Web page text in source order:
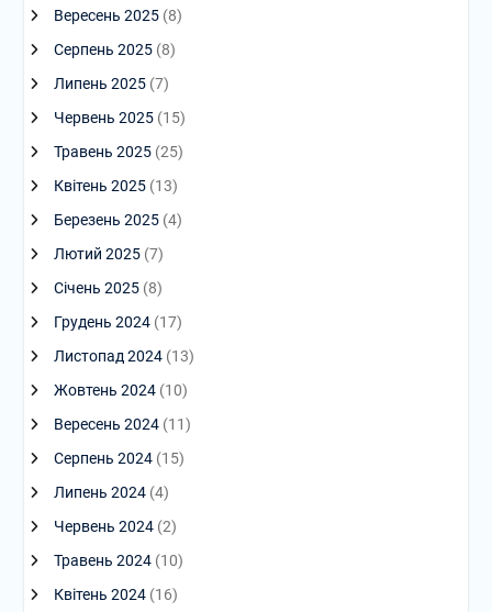
Вересень 2025(8)
Серпень 2025(8)
Липень 2025(7)
Червень 2025(15)
Травень 2025(25)
Квітень 2025(13)
Березень 2025(4)
Лютий 2025(7)
Січень 2025(8)
Грудень 2024(17)
Листопад 2024(13)
Жовтень 2024(10)
Вересень 2024(11)
Серпень 2024(15)
Липень 2024(4)
Червень 2024(2)
Травень 2024(10)
Квітень 2024(16)